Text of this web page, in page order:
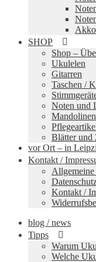
SHOP
Shop –
Ukulelen
Gitarren
Taschen /
Noten und
Blätter und
vor Ort – in
Kontakt /
Kontakt /
blog / news
Tipps
Warum
Welche